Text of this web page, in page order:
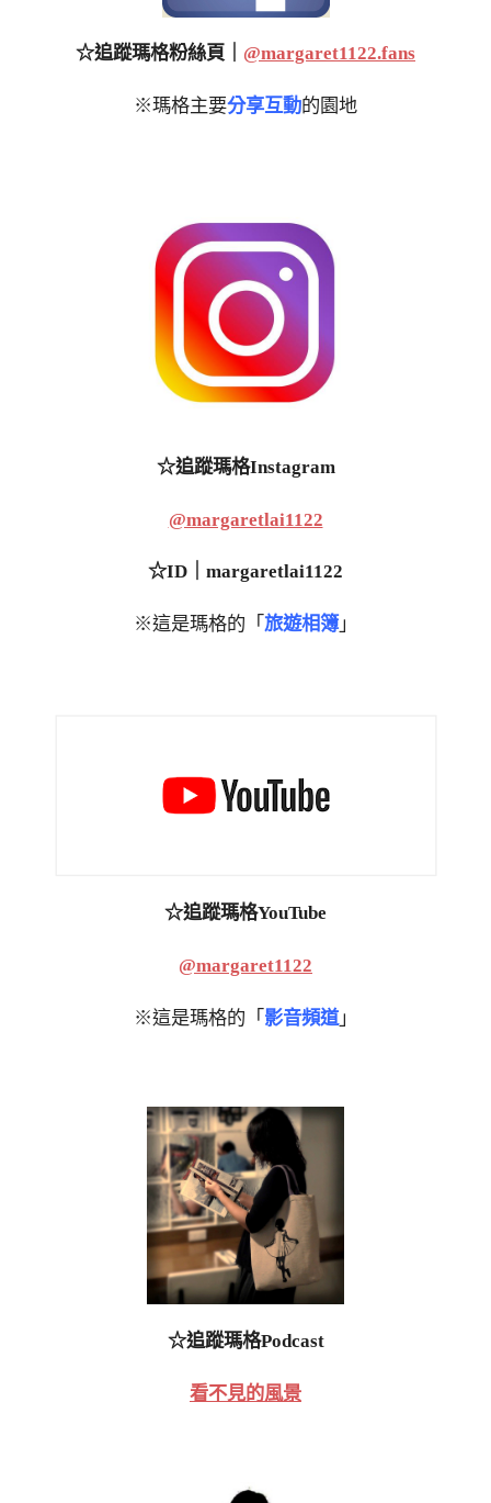
☆追蹤瑪格粉絲頁｜ @margaret1122.fans
※瑪格主要分享互動的園地
☆追蹤瑪格Instagram
@margaretlai1122
☆ID｜margaretlai1122
※這是瑪格的「 旅遊相簿 」
☆追蹤瑪格YouTube
@margaret1122
※這是瑪格的「 影音頻道 」
☆追蹤瑪格Podcast
看不見的風景